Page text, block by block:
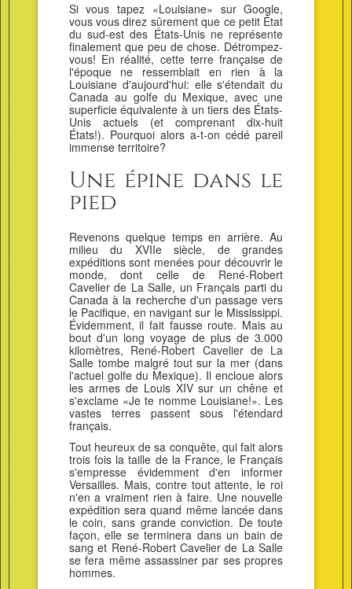
Si vous tapez «Louisiane» sur Google,
vous vous direz sûrement que ce petit État
du sud-est des États-Unis ne représente
finalement que peu de chose. Détrompez-
vous! En réalité, cette terre française de
l'époque ne ressemblait en rien à la
Louisiane d'aujourd'hui: elle s'étendait du
Canada au golfe du Mexique, avec une
superficie équivalente à un tiers des États-
Unis actuels (et comprenant dix-huit
États!). Pourquoi alors a-t-on cédé pareil
immense territoire?
Une épine dans le
pied
Revenons quelque temps en arrière. Au
milieu du XVIIe siècle, de grandes
expéditions sont menées pour découvrir le
monde, dont celle de René-Robert
Cavelier de La Salle, un Français parti du
Canada à la recherche d'un passage vers
le Pacifique, en navigant sur le Mississippi.
Évidemment, il fait fausse route. Mais au
bout d'un long voyage de plus de 3.000
kilomètres, René-Robert Cavelier de La
Salle tombe malgré tout sur la mer (dans
l'actuel golfe du Mexique). Il encloue alors
les armes de Louis XIV sur un chêne et
s'exclame «Je te nomme Louisiane!». Les
vastes terres passent sous l'étendard
français.
Tout heureux de sa conquête, qui fait alors
trois fois la taille de la France, le Français
s'empresse évidemment d'en informer
Versailles. Mais, contre tout attente, le roi
n'en a vraiment rien à faire. Une nouvelle
expédition sera quand même lancée dans
le coin, sans grande conviction. De toute
façon, elle se terminera dans un bain de
sang et René-Robert Cavelier de La Salle
se fera même assassiner par ses propres
hommes.